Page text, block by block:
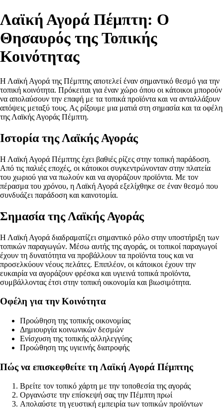
Λαϊκή Αγορά Πέμπτη: Ο
Θησαυρός της Τοπικής
Κοινότητας
Η Λαϊκή Αγορά της Πέμπτης αποτελεί έναν σημαντικό θεσμό για την
τοπική κοινότητα. Πρόκειται για έναν χώρο όπου οι κάτοικοι μπορούν
να απολαύσουν την επαφή με τα τοπικά προϊόντα και να ανταλλάξουν
απόψεις μεταξύ τους. Ας ρίξουμε μια ματιά στη σημασία και τα οφέλη
της Λαϊκής Αγοράς Πέμπτη.
Ιστορία της Λαϊκής Αγοράς
Η Λαϊκή Αγορά Πέμπτης έχει βαθιές ρίζες στην τοπική παράδοση.
Από τις παλιές εποχές, οι κάτοικοι συγκεντρώνονταν στην πλατεία
του χωριού για να πωλούν και να αγοράζουν προϊόντα. Με τον
πέρασμα του χρόνου, η Λαϊκή Αγορά εξελίχθηκε σε έναν θεσμό που
συνδυάζει παράδοση και καινοτομία.
Σημασία της Λαϊκής Αγοράς
Η Λαϊκή Αγορά διαδραματίζει σημαντικό ρόλο στην υποστήριξη των
τοπικών παραγωγών. Μέσω αυτής της αγοράς, οι τοπικοί παραγωγοί
έχουν τη δυνατότητα να προβάλλουν τα προϊόντα τους και να
προσελκύουν νέους πελάτες. Επιπλέον, οι κάτοικοι έχουν την
ευκαιρία να αγοράζουν φρέσκα και υγιεινά τοπικά προϊόντα,
συμβάλλοντας έτσι στην τοπική οικονομία και βιωσιμότητα.
Οφέλη για την Κοινότητα
Προώθηση της τοπικής οικονομίας
Δημιουργία κοινωνικών δεσμών
Ενίσχυση της τοπικής αλληλεγγύης
Προώθηση της υγιεινής διατροφής
Πώς να επισκεφθείτε τη Λαϊκή Αγορά Πέμπτης
Βρείτε τον τοπικό χάρτη με την τοποθεσία της αγοράς
Οργανώστε την επίσκεψή σας την Πέμπτη πρωί
Απολαύστε τη γευστική εμπειρία των τοπικών προϊόντων